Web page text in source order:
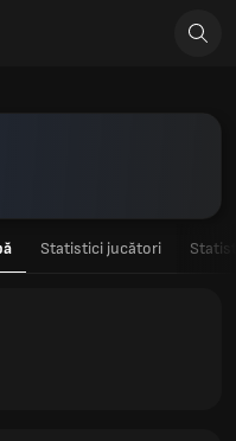
Statistici jucători